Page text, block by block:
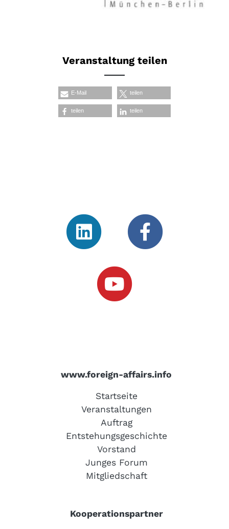
Veranstaltung teilen
E-Mail teilen
teilen teilen
www.foreign-affairs.info
Startseite
Veranstaltungen
Auftrag
Entstehungsgeschichte
Vorstand
Junges Forum
Mitgliedschaft
Kooperationspartner